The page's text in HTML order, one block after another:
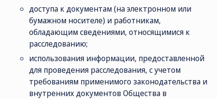
доступа к документам (на электронном или
бумажном носителе) и работникам,
обладающим сведениями, относящимися к
расследованию;
использования информации, предоставленной
для проведения расследования, с учетом
требованиям применимого законодательства и
внутренних документов Общества в